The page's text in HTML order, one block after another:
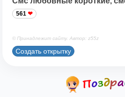
561
© Принадлежит сайту. Автор: z55z
Создать открытку